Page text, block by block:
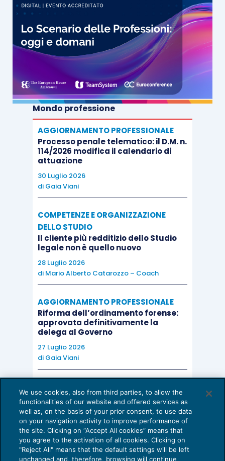
Mondo professione
AGGIORNAMENTO PROFESSIONALE
Processo penale telematico: il D.M. n.
114/2026 modifica il calendario di
attuazione
30 Luglio 2026
di Gaia Viani
COMPETENZE E ORGANIZZAZIONE
DELLO STUDIO
Il cliente più redditizio dello Studio
legale non è quello nuovo
28 Luglio 2026
di Mario Alberto Catarozzo – Coach
AGGIORNAMENTO PROFESSIONALE
Riforma dell’ordinamento forense:
approvata definitivamente la
delega al Governo
27 Luglio 2026
di Gaia Viani
Come evitare le allucinazioni dell’AI:
guida per l’avvocato
24 Luglio 2026
di Sofia Savoia
We use cookies, also from third parties, to allow the
functionalities of our website and offered services as
well as, on the basis of your prior consent, to use data
on your navigation activity to improve performance of
the site. Clicking on “Accept All cookies” means that
you agree to the activation of all cookies. Clicking on
"Reject All" means that the default settings will be left
unchanged and, therefore, browsing will continue